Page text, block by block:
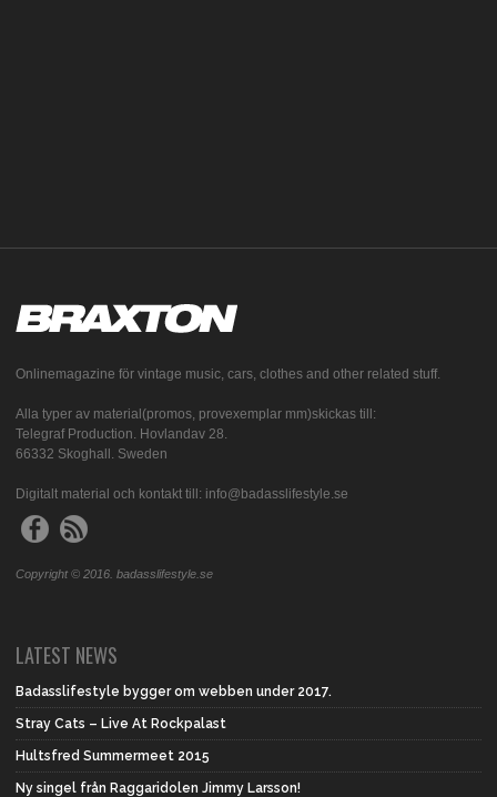
Onlinemagazine för vintage music, cars, clothes and other related stuff.
Alla typer av material(promos, provexemplar mm)skickas till:
Telegraf Production. Hovlandav 28.
66332 Skoghall. Sweden
Digitalt material och kontakt till: info@badasslifestyle.se
Copyright © 2016. badasslifestyle.se
LATEST NEWS
Badasslifestyle bygger om webben under 2017.
Stray Cats – Live At Rockpalast
Hultsfred Summermeet 2015
Ny singel från Raggaridolen Jimmy Larsson!